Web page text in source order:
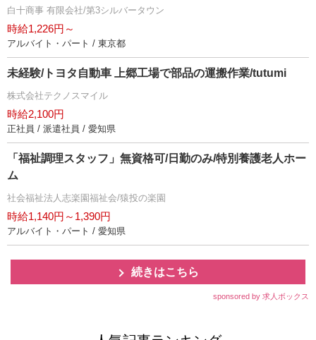
白十商事 有限会社/第3シルバータウン
時給1,226円～
アルバイト・パート / 東京都
未経験/トヨタ自動車 上郷工場で部品の運搬作業/tutumi
株式会社テクノスマイル
時給2,100円
正社員 / 派遣社員 / 愛知県
「福祉調理スタッフ」無資格可/日勤のみ/特別養護老人ホー
ム
社会福祉法人志楽園福祉会/猿投の楽園
時給1,140円～1,390円
アルバイト・パート / 愛知県
続きはこちら
sponsored by 求人ボックス